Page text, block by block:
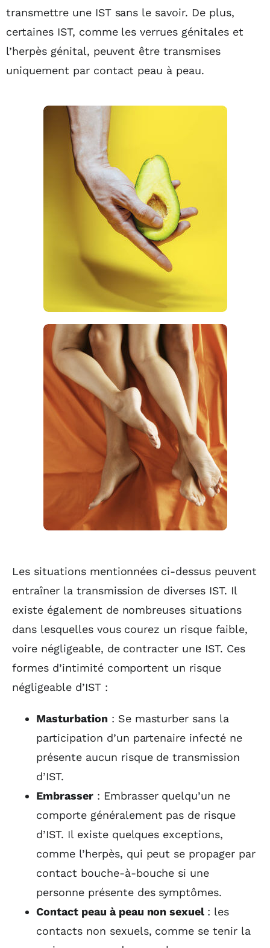
transmettre une IST sans le savoir. De plus,
certaines IST, comme les verrues génitales et
l’herpès génital, peuvent être transmises
uniquement par contact peau à peau.
Les situations mentionnées ci-dessus peuvent
entraîner la transmission de diverses IST. Il
existe également de nombreuses situations
dans lesquelles vous courez un risque faible,
voire négligeable, de contracter une IST. Ces
formes d’intimité comportent un risque
négligeable d’IST :
Masturbation: Se masturber sans la
participation d’un partenaire infecté ne
présente aucun risque de transmission
d’IST.
Embrasser: Embrasser quelqu’un ne
comporte généralement pas de risque
d’IST. Il existe quelques exceptions,
comme l’herpès, qui peut se propager par
contact bouche-à-bouche si une
personne présente des symptômes.
Contact peau à peau non sexuel : les
contacts non sexuels, comme se tenir la